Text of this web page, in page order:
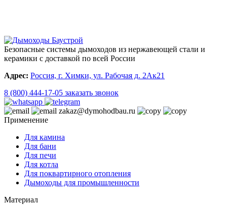
Безопасные системы дымоходов из нержавеющей стали и
керамики с доставкой по всей России
Адрес: Россия, г. Химки, ул. Рабочая д. 2Ак21
8 (800) 444-17-05 заказать звонок
zakaz@dymohodbau.ru
Применение
Для камина
Для бани
Для печи
Для котла
Для поквартирного отопления
Дымоходы для промышленности
Материал